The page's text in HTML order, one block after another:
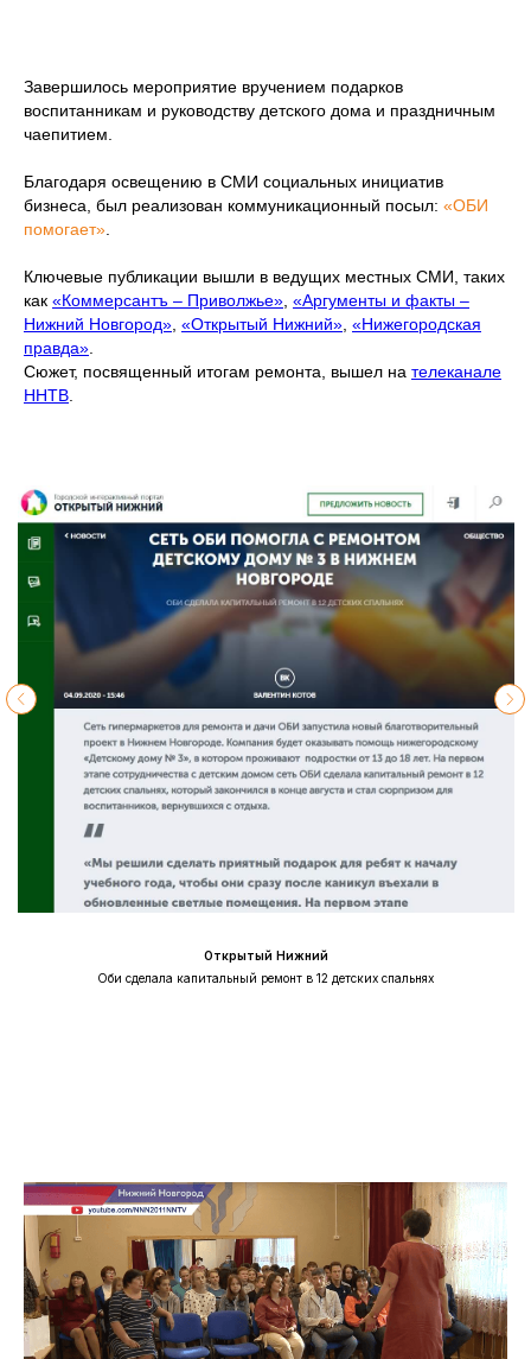
Завершилось мероприятие вручением подарков
воспитанникам и руководству детского дома и праздничным
чаепитием.
Благодаря освещению в СМИ социальных инициатив
бизнеса, был реализован коммуникационный посыл: «ОБИ
помогает».
Ключевые публикации вышли в ведущих местных СМИ, таких
как «Коммерсантъ – Приволжье», «Аргументы и факты –
Нижний Новгород», «Открытый Нижний», «Нижегородская
правда».
Сюжет, посвященный итогам ремонта, вышел на телеканале
ННТВ.
Открытый Нижний
Оби сделала капитальный ремонт в 12 детских спальнях
ЕСТЬ ВОПРОСЫ?
ПОЛУЧИТЕ
БЕСПЛАТНУЮ
ДаюСогласие на обработку персональных
данных